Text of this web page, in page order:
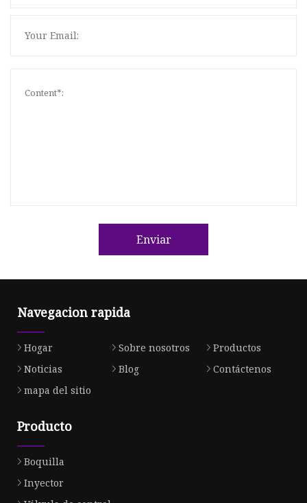
Enviar
Navegacion rapida
Hogar Sobre nosotros
Productos
Noticias
Blog
Contáctenos
mapa del sitio
Producto
Boquilla
Inyector